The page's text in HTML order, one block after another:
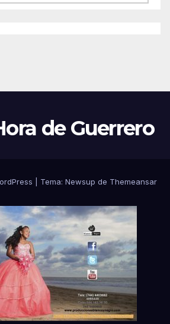
de Guerrero
Tema: Newsup de Themeansar